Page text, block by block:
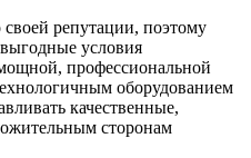
репутации, поэтому
условия
профессиональной
оборудованием
качественные,
сторонам